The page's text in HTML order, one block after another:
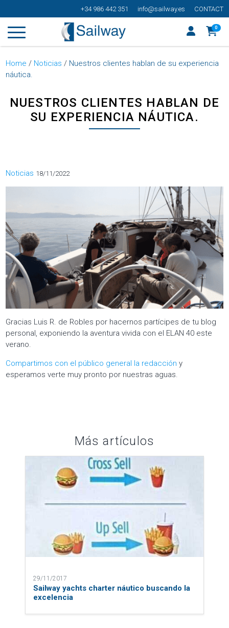
+34 986 442 351 info@sailway.es CONTACT
0
Home / Noticias / Nuestros clientes hablan de su experiencia
náutica.
NUESTROS CLIENTES HABLAN DE
SU EXPERIENCIA NÁUTICA.
Categorías
Noticias 18/11/2022
Gracias Luis R. de Robles por hacernos partícipes de tu blog
personal, exponiendo la aventura vivida con el ELAN 40 este
verano.
Compartimos con el público general la redacción y
esperamos verte muy pronto por nuestras aguas.
Más artículos
29/11/2017
Sailway yachts charter náutico buscando la
excelencia